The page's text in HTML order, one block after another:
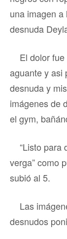
una imagen
desnuda
El dolor
aguante y asi
desnuda y
imágenes de
el gym,
“Listo para
verga” como
subió al 5.
Las
desnudos